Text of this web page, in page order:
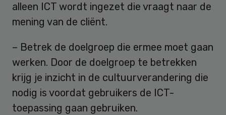
alleen ICT wordt ingezet die vraagt naar de
mening van de cliënt.
– Betrek de doelgroep die ermee moet gaan
werken. Door de doelgroep te betrekken
krijg je inzicht in de cultuurverandering die
nodig is voordat gebruikers de ICT-
toepassing gaan gebruiken.